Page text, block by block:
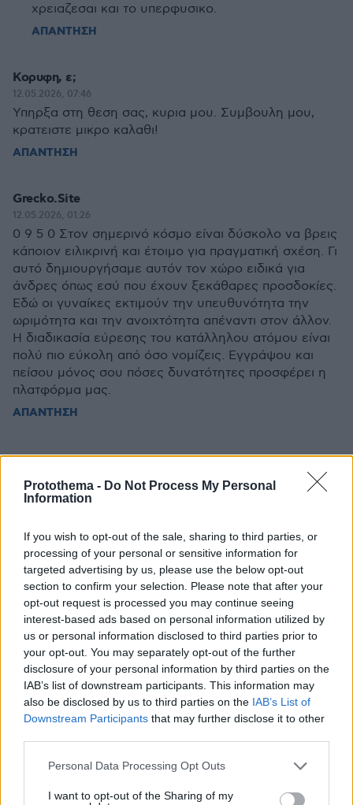
Protothema - Do Not Process My Personal
Information
If you wish to opt-out of the sale, sharing to third parties, or
processing of your personal or sensitive information for
targeted advertising by us, please use the below opt-out
section to confirm your selection. Please note that after your
opt-out request is processed you may continue seeing
interest-based ads based on personal information utilized by
us or personal information disclosed to third parties prior to
your opt-out. You may separately opt-out of the further
disclosure of your personal information by third parties on the
IAB’s list of downstream participants. This information may
also be disclosed by us to third parties on the IAB’s List of
Downstream Participants that may further disclose it to other
Please note that this website/app uses one or more Google
not limited to your visit or usage behaviour. You may click to
Personal Data Processing Opt Outs
I want to opt-out of the Sharing of my
χρειαζεσαι και το υπερφυσικο.
ΑΠΑΝΤΗΣΗ
Κορυφη, ε;
12.05.2026, 07:46
Υπηρξα στη θεση σας, κυρια μου. Συμβουλη μου,
κρατειστε μικρο καλαθι!
ΑΠΑΝΤΗΣΗ
Grecko.Site
12.05.2026, 01:26
0 9 5 0 Στον σημερινό κόσμο είναι δύσκολο να βρεις
κάποιον ειλικρινή και έτοιμο για πραγματική σχέση. Γι
αυτό δημιουργήσαμε αυτόν τον χώρο ειδικά για
άνδρες όπως εσύ που έχουν ξεκάθαρες προσδοκίες.
Εδώ οι γυναίκες εκτιμούν την υπευθυνότητα την
ωριμότητα και την ανοιχτότητα απέναντι στον άλλον.
Η διαδικασία εύρεσης του κατάλληλου ατόμου είναι
πολύ πιο εύκολη από όσο νομίζεις. Εγγράψου και
πείσου μόνος σου πόσες δυνατότητες προσφέρει η
πλατφόρμα μας.
ΑΠΑΝΤΗΣΗ
Έχουμε ένα απαξιωμένο ΕΣΥ
και οι πολιτικοί έχουν τη δυνατότητα περίθαλψης στο
εξωτερικό
ΑΠΑΝΤΗΣΗ
Δημήτρης
11.05.2026, 23:54
Παρτον ένα..χτυπά τον άλλον,είναι όλοι οι πολιτικοί
ανεξάρτητου κόμματος...Το ότι πήγε ένας πολιτικός
στη Γερμανία,για αποκατάσταση,είναι το λιγότερους
και μακάρι να επανέλθει ο ανθρωπος... Εδώ
πληρώνουμε Πακιστανούς, αφγανούς,Ιρακινούς,κ
όλη τη Σάρα κ Μάρα με επιδόματα,κ με
ότι ο γλυκούλης πρόεδρος του ΠΑΣΟΚ τολμά να μας
λέει ότι έχει καταθέσεις στο εξωτερικό και ξέχασε να